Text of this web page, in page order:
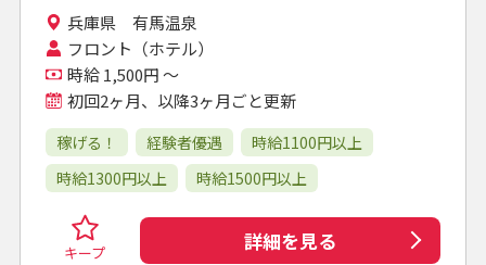
兵庫県 有馬温泉
フロント（ホテル）
時給 1,500円 ～
初回2ヶ月、以降3ヶ月ごと更新
稼げる！ 経験者優遇
時給1100円以上
時給1300円以上
時給1500円以上
キープ 詳細を見る